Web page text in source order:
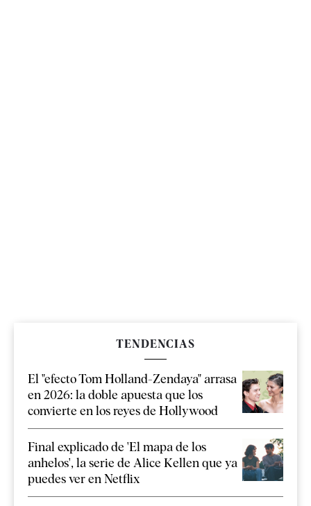
TENDENCIAS
El "efecto Tom Holland-Zendaya" arrasa
en 2026: la doble apuesta que los
convierte en los reyes de Hollywood
Final explicado de 'El mapa de los
anhelos', la serie de Alice Kellen que ya
puedes ver en Netflix